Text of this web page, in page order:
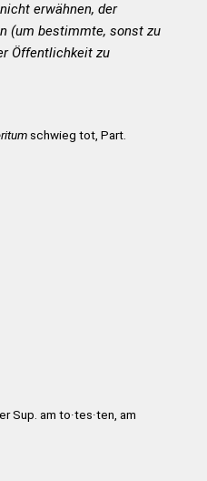
erwähnen, der
(um bestimmte, sonst zu
Öffentlichkeit zu
schwieg tot, Part.
Sup. am to·tes·ten, am